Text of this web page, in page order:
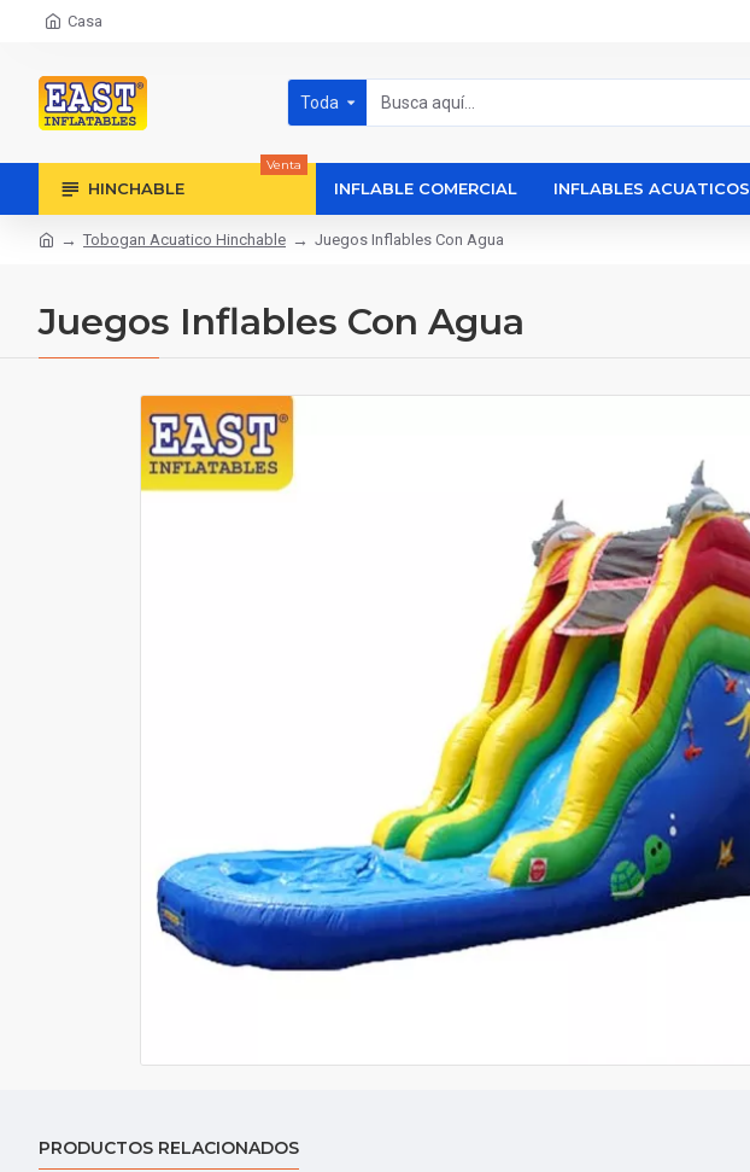
Casa
Toda
HINCHABLE
Venta
INFLABLE COMERCIAL INFLABLES ACUATICOS
Tobogan Acuatico Hinchable Juegos Inflables Con Agua
Juegos Inflables Con Agua
PRODUCTOS RELACIONADOS